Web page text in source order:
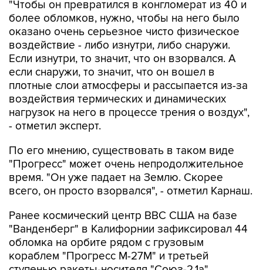
оказано очень серьезное чисто физическое
воздействие - либо изнутри, либо снаружи.
Если изнутри, то значит, что он взорвался. А
если снаружи, то значит, что он вошел в
плотные слои атмосферы и рассыпается из-за
воздействия термических и динамических
нагрузок на него в процессе трения о воздух",
- отметил эксперт.
По его мнению, существовать в таком виде
время. "Он уже падает на Землю. Скорее
всего, он просто взорвался", - отметил Карнаш.
Ранее космический центр ВВС США на базе
обломка на орбите рядом с грузовым
кораблем "Прогресс М-27М" и третьей
ступенью ракеты-носителя "Союз-2.1а"